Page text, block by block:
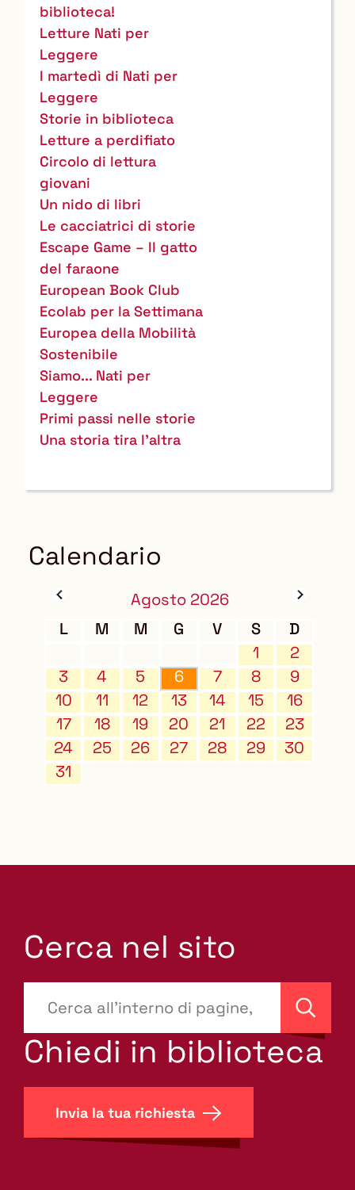
biblioteca!
Letture Nati per
Leggere
I martedì di Nati per
Leggere
Storie in biblioteca
Letture a perdifiato
Circolo di lettura
giovani
Un nido di libri
Le cacciatrici di storie
Escape Game – Il gatto
del faraone
European Book Club
Ecolab per la Settimana
Europea della Mobilità
Sostenibile
Siamo... Nati per
Leggere
Primi passi nelle storie
Una storia tira l'altra
Calendario
Agosto 2026
L
M M G V S
D
1
2
3
4 5 6 7 8
9
10
11 12 13 14 15
16
17
18 19 20 21 22
23
24
25 26 27 28 29
30
31
Cerca nel sito
site-
search.label???
Cerca
Chiedi in biblioteca
Invia la tua richiesta